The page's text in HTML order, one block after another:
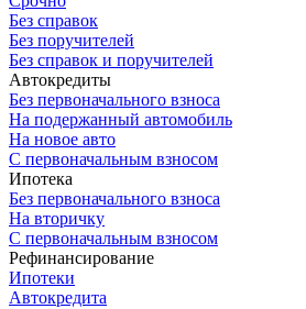
Без справок
Без поручителей
Без справок и поручителей
Автокредиты
Без первоначального взноса
На подержанный автомобиль
На новое авто
С первоначальным взносом
Ипотека
Без первоначального взноса
На вторичку
С первоначальным взносом
Рефинансирование
Ипотеки
Автокредита